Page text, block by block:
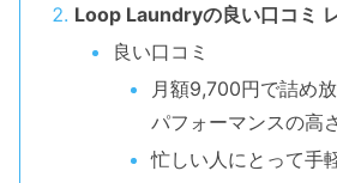
Loop Laundryの良い口コミ
良い口コミ
月額9,700円で詰め
パフォーマンスの高
忙しい人にとって手